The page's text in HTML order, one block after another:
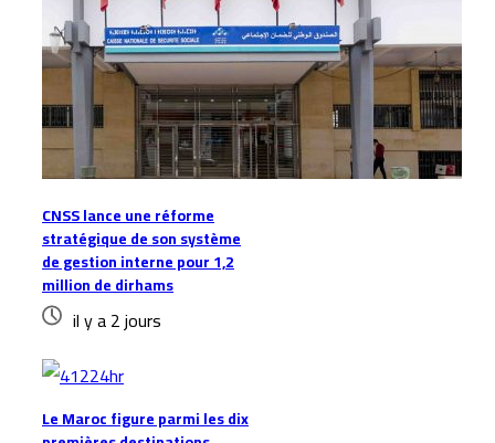
CNSS lance une réforme
stratégique de son système
de gestion interne pour 1,2
million de dirhams
il y a 2 jours
Le Maroc figure parmi les dix